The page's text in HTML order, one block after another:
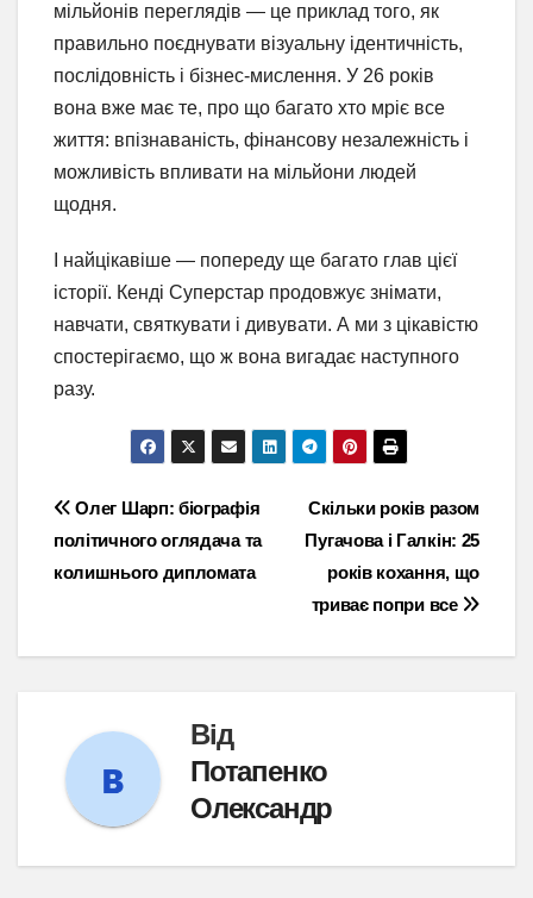
мільйонів переглядів — це приклад того, як
правильно поєднувати візуальну ідентичність,
послідовність і бізнес-мислення. У 26 років
вона вже має те, про що багато хто мріє все
життя: впізнаваність, фінансову незалежність і
можливість впливати на мільйони людей
щодня.
І найцікавіше — попереду ще багато глав цієї
історії. Кенді Суперстар продовжує знімати,
навчати, святкувати і дивувати. А ми з цікавістю
спостерігаємо, що ж вона вигадає наступного
разу.
Навігація
записів
Скільки років разом
Пугачова і Галкін: 25
років кохання, що
триває попри все
Олег Шарп: біографія
політичного оглядача та
колишнього дипломата
Від
Потапенко
Олександр